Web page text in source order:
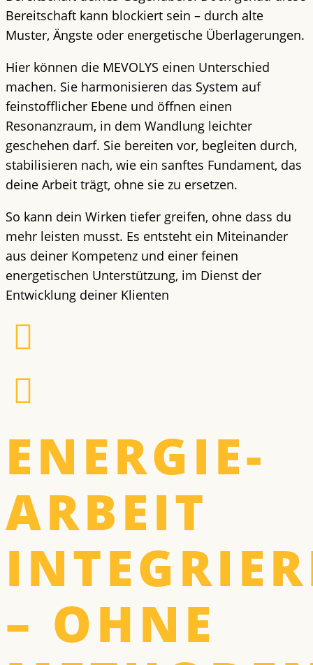
Bereitschaft kann blockiert sein – durch alte
Muster, Ängste oder energetische Überlagerungen.
Hier können die MEVOLYS einen Unterschied
machen. Sie harmonisieren das System auf
feinstofflicher Ebene und öffnen einen
Resonanzraum, in dem Wandlung leichter
geschehen darf. Sie bereiten vor, begleiten durch,
stabilisieren nach, wie ein sanftes Fundament, das
deine Arbeit trägt, ohne sie zu ersetzen.
So kann dein Wirken tiefer greifen, ohne dass du
mehr leisten musst. Es entsteht ein Miteinander
aus deiner Kompetenz und einer feinen
energetischen Unterstützung, im Dienst der
Entwicklung deiner Klienten
ENERGIE­
ARBEIT
– OHNE